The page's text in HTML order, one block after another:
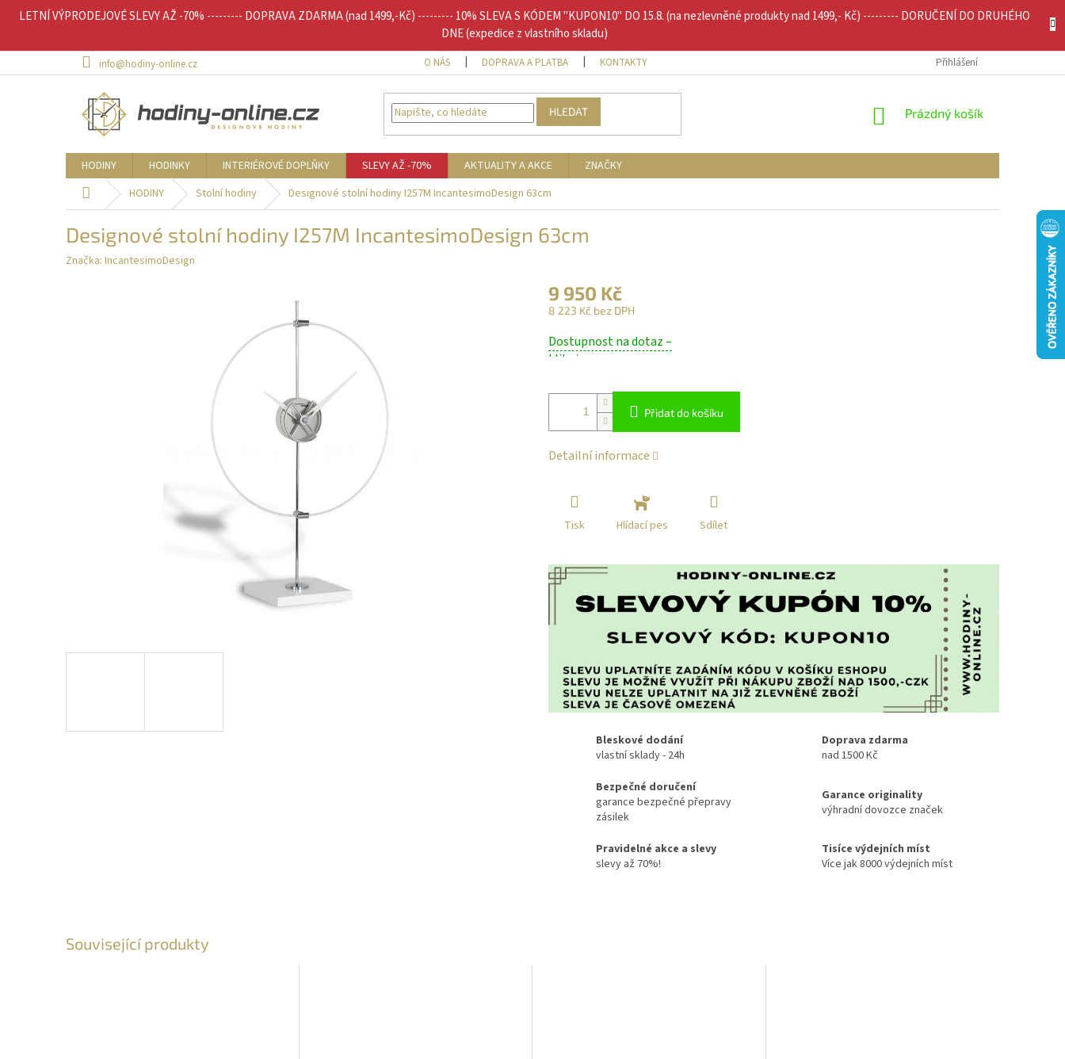
LETNÍ VÝPRODEJOVÉ SLEVY AŽ -70% --------- DOPRAVA ZDARMA (nad 1499,-Kč) --------- 10% SLEVA S KÓDEM "KUPON10" DO 15.8. (na nezlevněné produkty nad 1499,- Kč) --------- DORUČENÍ DO DRUHÉHO
DNE (expedice z vlastního skladu)
info@hodiny-online.cz O NÁS DOPRAVA A PLATBA KONTAKTY Přihlášení
HLEDAT
NÁKUPNÍ
Prázdný košík
HODINY HODINKY INTERIÉROVÉ DOPLŇKY SLEVY AŽ -70% AKTUALITY A AKCE
ZNAČKY
Domů HODINY Stolní hodiny Designové stolní hodiny I257M IncantesimoDesign 63cm
Designové stolní hodiny I257M IncantesimoDesign 63cm
Značka: IncantesimoDesign
9 950 Kč
8 223 Kč bez DPH
cena:
Dostupnost na dotaz –
klikni
Přidat do košíku
Detailní informace
Tisk Hlídací pes Sdílet
Bleskové dodání
vlastní sklady - 24h
Doprava zdarma
nad 1500 Kč
Bezpečné doručení
garance bezpečné přepravy
zásilek
Garance originality
výhradní dovozce značek
Pravidelné akce a slevy
slevy až 70%!
Tisíce výdejních míst
Více jak 8000 výdejních míst
Související produkty